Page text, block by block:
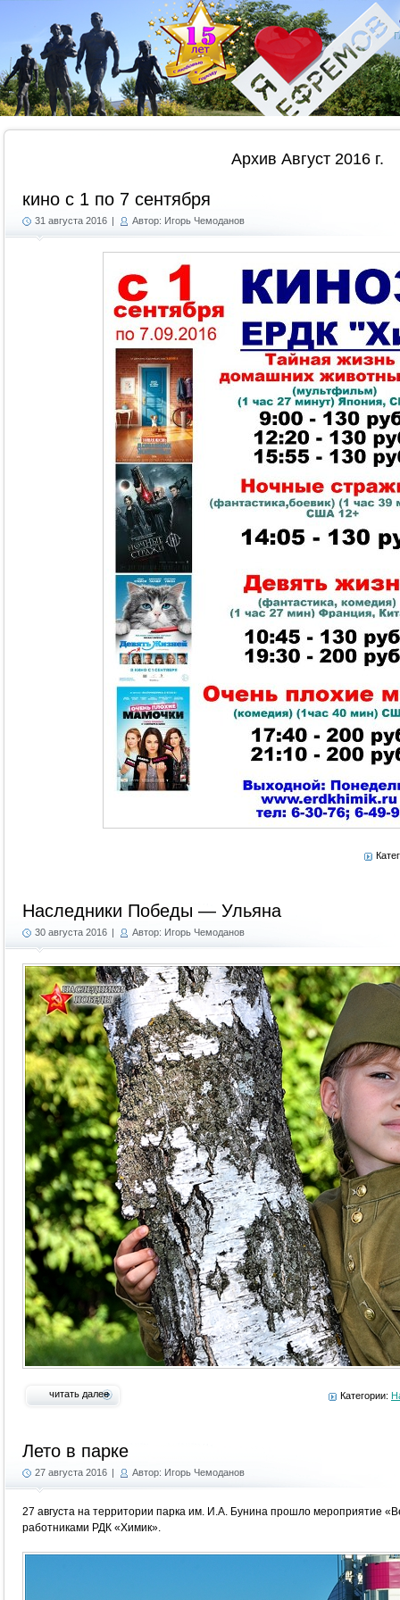
Архив Август 2016 г.
кино с 1 по 7 сентября
31 августа 2016 | Автор: Игорь Чемоданов
Наследники Победы — Ульяна
30 августа 2016 | Автор: Игорь Чемоданов
читать далее Категории:
Лето в парке
27 августа 2016 | Автор: Игорь Чемоданов
27 августа на территории парка им. И.А. Бунина прошло мероприятие
работниками РДК «Химик».